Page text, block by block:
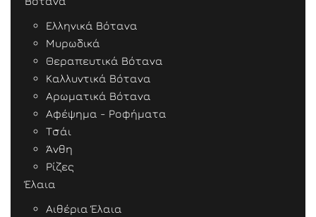
Ελληνικά Βότανα
Μυρωδικά
Θεραπευτικά Βότανα
Καλλυντικά Βότανα
Αρωματικά Βότανα
Αφέψημα - Ροφήματα
Τσάι
Άνθη
Ρίζες
Έλαια
Αιθέρια Έλαια